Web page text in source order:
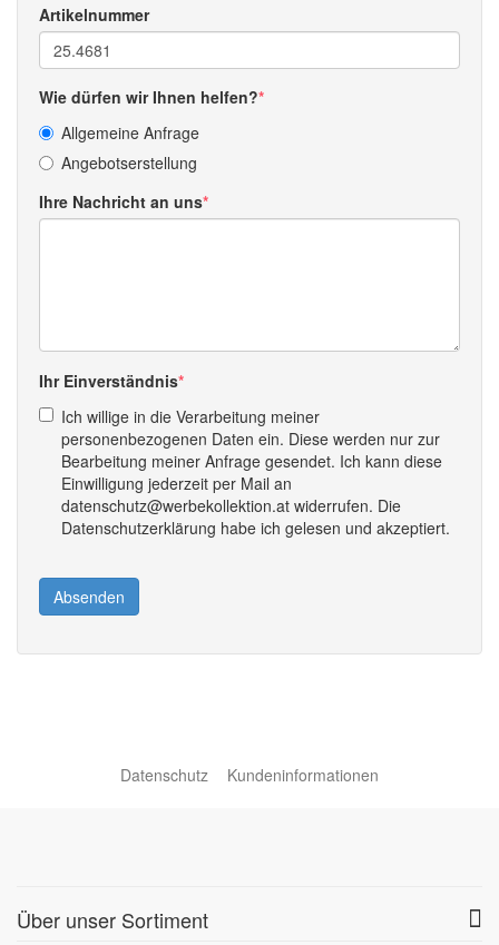
Artikelnummer
Wie dürfen wir Ihnen helfen?
Allgemeine Anfrage
Angebotserstellung
Ihre Nachricht an uns
Ihr Einverständnis
Ich willige in die Verarbeitung meiner
personenbezogenen Daten ein. Diese werden nur zur
Bearbeitung meiner Anfrage gesendet. Ich kann diese
Einwilligung jederzeit per Mail an
datenschutz@werbekollektion.at widerrufen. Die
Datenschutzerklärung habe ich gelesen und akzeptiert.
Absenden
Datenschutz Kundeninformationen
Über unser Sortiment